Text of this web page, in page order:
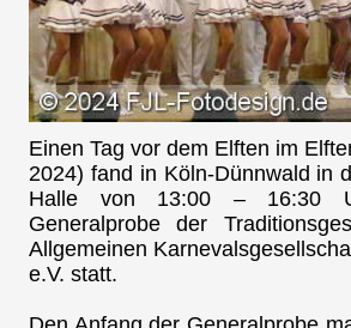
Einen Tag vor dem Elften im
2024) fand in Köln-Dünnwald in
Halle von 13:00 – 16:30
Generalprobe der
Allgemeinen
e.V. statt.